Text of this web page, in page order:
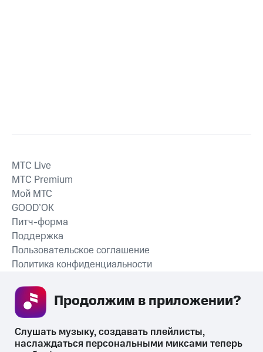
СКАЧАТЬ ПРИЛОЖЕНИЕ
MTС Live
MTС Premium
Мой МТС
GOOD’OK
Питч-форма
Поддержка
Пользовательское соглашение
Политика конфиденциальности
Слушать музыку, создавать плейлисты,
наслаждаться персональными миксами теперь